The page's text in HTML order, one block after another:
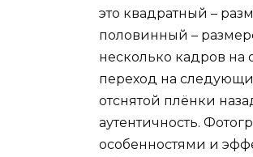
это квадратный –
половинный –
несколько кадров
переход на
отснятой плёнки
аутентичность.
особенностями и